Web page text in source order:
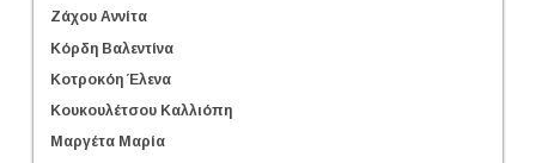
Ζάχου Αννίτα
Κόρδη Βαλεντίνα
Κοτροκόη Έλενα
Κουκουλέτσου Καλλιόπη
Μαργέτα Μαρία